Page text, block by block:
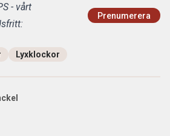
- vårt
Prenumerera
Lyxklockor